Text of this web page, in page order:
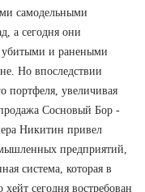
самодельными
а сегодня они
и ранеными
Но впоследствии
портфеля, увеличивая
Сосновый Бор -
Никитин привел
предприятий,
система, которая в
сегодня востребован